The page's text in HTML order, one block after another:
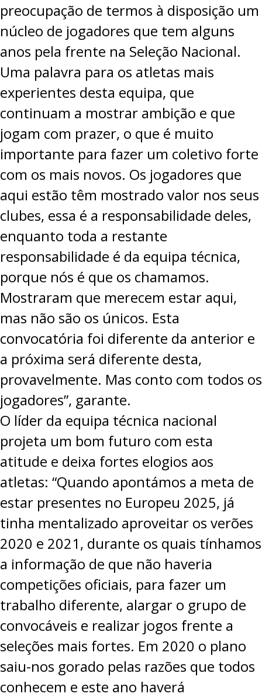
preocupação de termos à disposição um
núcleo de jogadores que tem alguns
anos pela frente na Seleção Nacional.
Uma palavra para os atletas mais
experientes desta equipa, que
continuam a mostrar ambição e que
jogam com prazer, o que é muito
importante para fazer um coletivo forte
com os mais novos. Os jogadores que
aqui estão têm mostrado valor nos seus
clubes, essa é a responsabilidade deles,
enquanto toda a restante
responsabilidade é da equipa técnica,
porque nós é que os chamamos.
Mostraram que merecem estar aqui,
mas não são os únicos. Esta
convocatória foi diferente da anterior e
a próxima será diferente desta,
provavelmente. Mas conto com todos os
jogadores”, garante.
O líder da equipa técnica nacional
projeta um bom futuro com esta
atitude e deixa fortes elogios aos
atletas: “Quando apontámos a meta de
estar presentes no Europeu 2025, já
tinha mentalizado aproveitar os verões
2020 e 2021, durante os quais tínhamos
a informação de que não haveria
competições oficiais, para fazer um
trabalho diferente, alargar o grupo de
convocáveis e realizar jogos frente a
seleções mais fortes. Em 2020 o plano
saiu-nos gorado pelas razões que todos
conhecem e este ano haverá